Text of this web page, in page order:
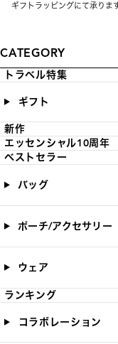
ギフトラッピングにて承ります
CATEGORY
トラベル特集
ギフト
新作
エッセンシャル10周年
ベストセラー
バッグ
ポーチ/アクセサリー
ウェア
ランキング
コラボレーション